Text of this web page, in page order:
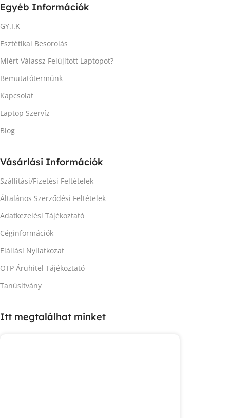
Egyéb Információk
GY.I.K
Esztétikai Besorolás
Miért Válassz Felújított Laptopot?
Bemutatótermünk
Kapcsolat
Laptop Szervíz
Blog
Vásárlási Információk
Szállítási/Fizetési Feltételek
Általános Szerződési Feltételek
Adatkezelési Tájékoztató
Céginformációk
Elállási Nyilatkozat
OTP Áruhitel Tájékoztató
Tanúsítvány
Itt megtalálhat minket